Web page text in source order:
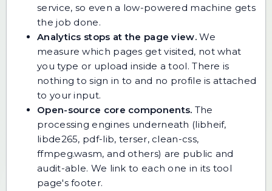
service, so even a low-powered machine gets
the job done.
Analytics stops at the page view.We
measure which pages get visited, not what
you type or upload inside a tool. There is
nothing to sign in to and no profile is attached
to your input.
Open-source core components. The
processing engines underneath (libheif,
libde265, pdf-lib, terser, clean-css,
ffmpeg.wasm, and others) are public and
audit-able. We link to each one in its tool
page's footer.